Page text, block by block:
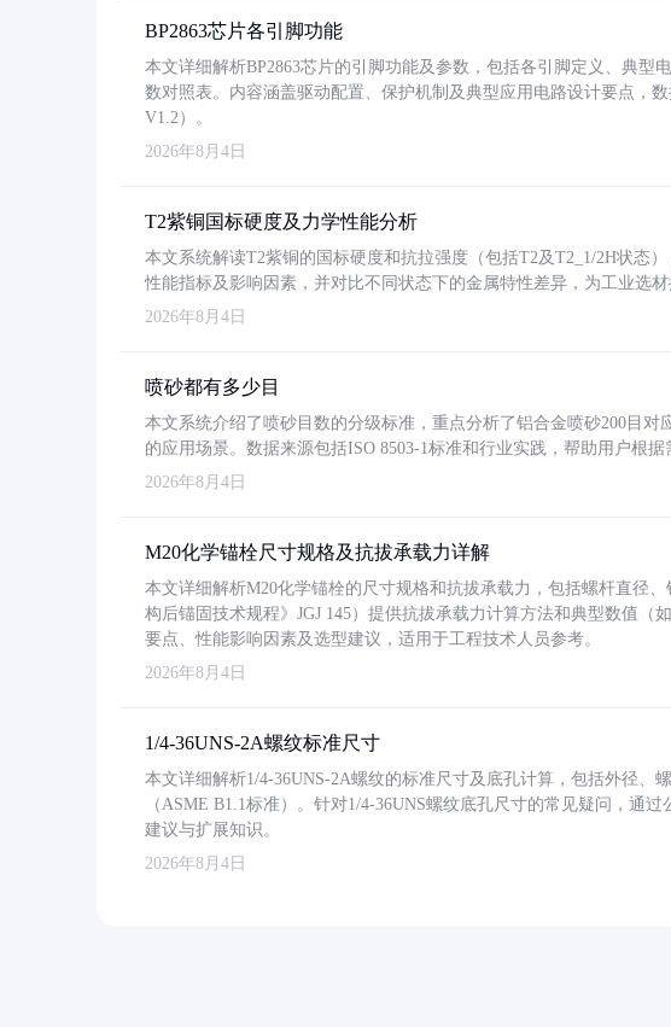
BP2863芯片各引脚功能
本文详细解析BP2863芯片的引脚功能及参数，包括各引脚定义、典型
数对照表。内容涵盖驱动配置、保护机制及典型应用电路设计要点，
V1.2）。
2026年8月4日
T2紫铜国标硬度及力学性能分析
本文系统解读T2紫铜的国标硬度和抗拉强度（包括T2及T2_1/2H状态
性能指标及影响因素，并对比不同状态下的金属特性差异，为工业选材
2026年8月4日
喷砂都有多少目
本文系统介绍了喷砂目数的分级标准，重点分析了铝合金喷砂200目对
的应用场景。数据来源包括ISO 8503-1标准和行业实践，帮助用户根据
2026年8月4日
M20化学锚栓尺寸规格及抗拔承载力详解
本文详细解析M20化学锚栓的尺寸规格和抗拔承载力，包括螺杆直径
构后锚固技术规程》JGJ 145）提供抗拔承载力计算方法和典型数值（
要点、性能影响因素及选型建议，适用于工程技术人员参考。
2026年8月4日
1/4-36UNS-2A螺纹标准尺寸
本文详细解析1/4-36UNS-2A螺纹的标准尺寸及底孔计算，包括外径、
（ASME B1.1标准）。针对1/4-36UNS螺纹底孔尺寸的常见疑问，通
建议与扩展知识。
2026年8月4日